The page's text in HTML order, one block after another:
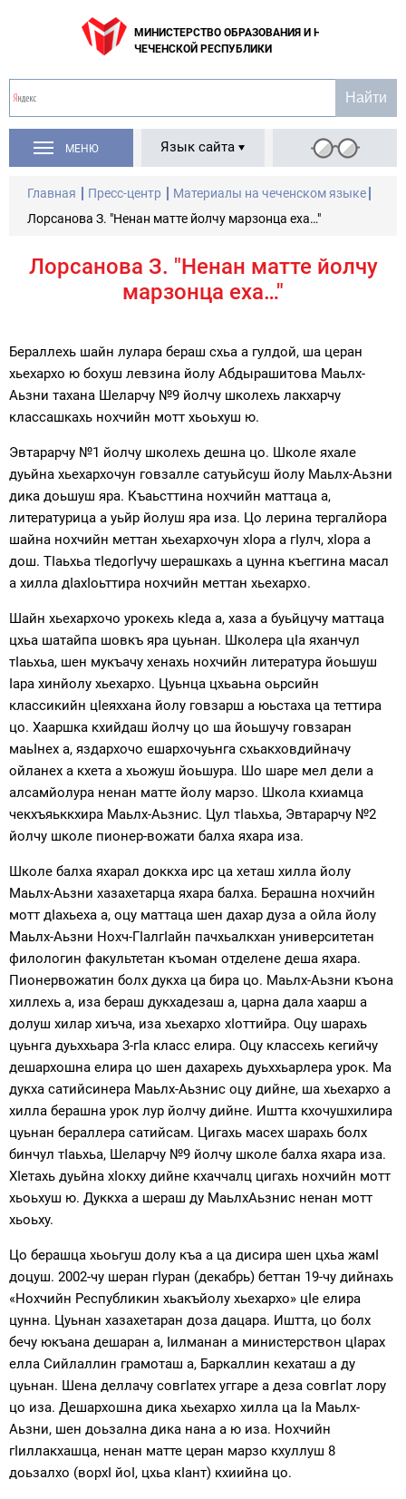
МИНИСТЕРСТВО ОБРАЗОВАНИЯ И НАУКИ
ЧЕЧЕНСКОЙ РЕСПУБЛИКИ
МЕНЮ Язык сайта
Главная Пресс-центр
Материалы на чеченском языке
Лорсанова З. "Ненан матте йолчу марзонца еха…"
Лорсанова З. "Ненан матте йолчу
марзонца еха…"
Бераллехь шайн лулара бераш схьа а гулдой, ша церан
хьехархо ю бохуш левзина йолу Абдырашитова Маьлх-
Аьзни тахана Шеларчу №9 йолчу школехь лакхарчу
классашкахь нохчийн мотт хьоьхуш ю.
Эвтарарчу №1 йолчу школехь дешна цо. Школе яхале
дуьйна хьехархочун говзалле сатуьйсуш йолу Маьлх-Аьзни
дика доьшуш яра. Къаьсттина нохчийн маттаца а,
литературица а уьйр йолуш яра иза. Цо лерина тергалйора
шайна нохчийн меттан хьехархочун хIора а гIулч, хIора а
дош. ТIаьхьа тIедогIучу шерашкахь а цунна къеггина масал
а хилла дIахIоьттира нохчийн меттан хьехархо.
Шайн хьехархочо урокехь кIеда а, хаза а буьйцучу маттаца
цхьа шатайпа шовкъ яра цуьнан. Школера цIа яханчул
тIаьхьа, шен мукъачу хенахь нохчийн литература йоьшуш
Iара хинйолу хьехархо. Цуьнца цхьаьна оьрсийн
классикийн цIеяххана йолу говзарш а юьстаха ца теттира
цо. Хааршка кхийдаш йолчу цо ша йоьшучу говзаран
маьIнех а, яздархочо ешархочуьнга схьакховдийначу
ойланех а кхета а хьожуш йоьшура. Шо шаре мел дели а
алсамйолура ненан матте йолу марзо. Школа кхиамца
чекхъяьккхира Маьлх-Аьзнис. Цул тIаьхьа, Эвтарарчу №2
йолчу школе пионер-вожати балха яхара иза.
Школе балха яхарал доккха ирс ца хеташ хилла йолу
Маьлх-Аьзни хазахетарца яхара балха. Берашна нохчийн
мотт дIахьеха а, оцу маттаца шен дахар дуза а ойла йолу
Маьлх-Аьзни Нохч-ГIалгIайн пачхьалкхан университетан
филологин факультетан къоман отделене деша яхара.
Пионервожатин болх дукха ца бира цо. Маьлх-Аьзни къона
хиллехь а, иза бераш дукхадезаш а, царна дала хаарш а
долуш хилар хиъча, иза хьехархо хIоттийра. Оцу шарахь
цуьнга дуьххьара 3-гIа класс елира. Оцу классехь кегийчу
дешархошна елира цо шен дахарехь дуьххьарлера урок. Ма
дукха сатийсинера Маьлх-Аьзнис оцу дийне, ша хьехархо а
хилла берашна урок лур йолчу дийне. Иштта кхочушхилира
цуьнан бераллера сатийсам. Цигахь масех шарахь болх
бинчул тIаьхьа, Шеларчу №9 йолчу школе балха яхара иза.
ХIетахь дуьйна хIокху дийне кхаччалц цигахь нохчийн мотт
хьоьхуш ю. Дуккха а шераш ду МаьлхАьзнис ненан мотт
хьоьху.
Цо берашца хьоьгуш долу къа а ца дисира шен цхьа жамI
доцуш. 2002-чу шеран гIуран (декабрь) беттан 19-чу дийнахь
«Нохчийн Республикин хьакъйолу хьехархо» цIе елира
цунна. Цуьнан хазахетаран доза дацара. Иштта, цо болх
бечу юкъана дешаран а, Iилманан а министерствон цIарах
елла Сийлаллин грамоташ а, Баркаллин кехаташ а ду
цуьнан. Шена деллачу совгIатех уггаре а деза совгIат лору
цо иза. Дешархошна дика хьехархо хилла ца Iа Маьлх-
Аьзни, шен доьзална дика нана а ю иза. Нохчийн
гIиллакхашца, ненан матте церан марзо кхуллуш 8
доьзалхо (ворхI йоI, цхьа кIант) кхиийна цо.